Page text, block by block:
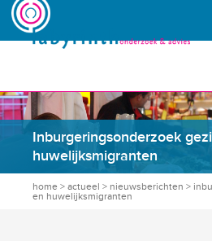
Inburgeringsonderzoek
huwelijksmigranten
home > actueel > nieuwsberichten >
en huwelijksmigranten